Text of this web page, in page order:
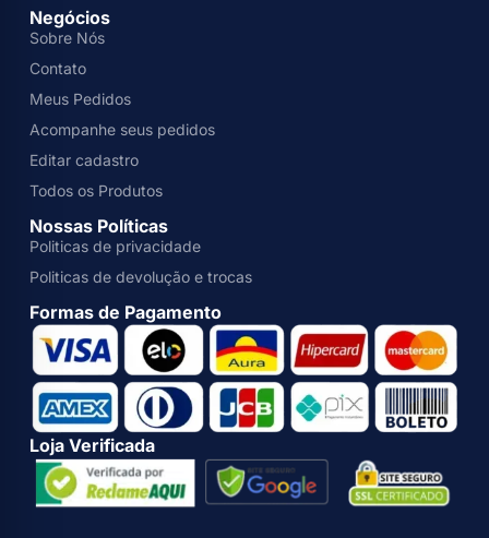
Negócios
Sobre Nós
Contato
Meus Pedidos
Acompanhe seus pedidos
Editar cadastro
Todos os Produtos
Nossas Políticas
Politicas de privacidade
Politicas de devolução e trocas
Formas de Pagamento
Loja Verificada